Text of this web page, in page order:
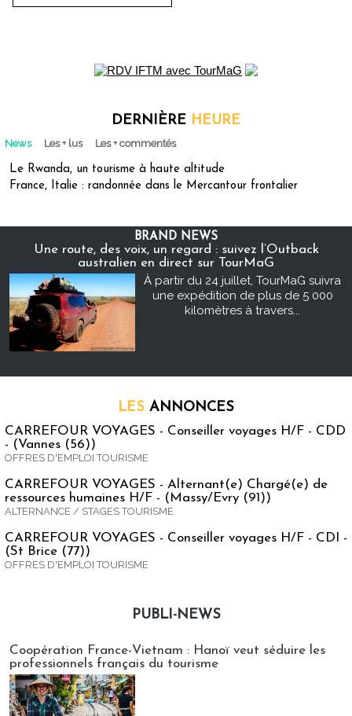
DERNIÈRE HEURE
News Les + lus Les + commentés
Le Rwanda, un tourisme à haute altitude
France, Italie : randonnée dans le Mercantour frontalier
BRAND NEWS
Une route, des voix, un regard : suivez l’Outback
australien en direct sur TourMaG
À partir du 24 juillet, TourMaG suivra
une expédition de plus de 5 000
kilomètres à travers...
LES ANNONCES
CARREFOUR VOYAGES - Conseiller voyages H/F - CDD
- (Vannes (56))
OFFRES D'EMPLOI TOURISME
CARREFOUR VOYAGES - Alternant(e) Chargé(e) de
ressources humaines H/F - (Massy/Evry (91))
ALTERNANCE / STAGES TOURISME
CARREFOUR VOYAGES - Conseiller voyages H/F - CDI -
(St Brice (77))
OFFRES D'EMPLOI TOURISME
PUBLI-NEWS
Coopération France-Vietnam : Hanoï veut séduire les
professionnels français du tourisme